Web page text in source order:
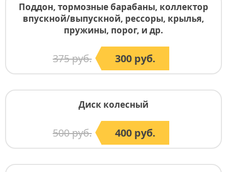
Поддон, тормозные барабаны, коллектор
впускной/выпускной, рессоры, крылья,
пружины, порог, и др.
375 руб. 300 руб.
Диск колесный
500 руб. 400 руб.